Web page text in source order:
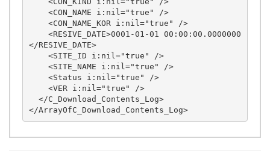
</RESIVE_DATE>
</ArrayOfC_Download_Contents_Log>